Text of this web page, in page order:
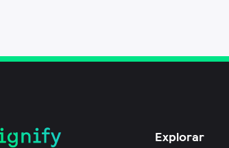
Explorar